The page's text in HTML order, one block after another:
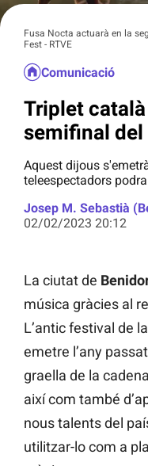
Fusa Nocta actuarà en la
Fest - RTVE
Comunicació
Triplet
semifinal del
Aquest dijous
teleespectadors
Josep M. Sebastià
02/02/2023 20:12
La ciutat de
música gràcies al
L’antic festival de
emetre l’any
graella de la
així com també
nous talents del
utilitzar-lo com a